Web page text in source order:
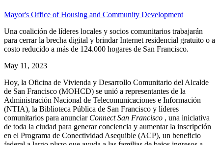
Mayor's Office of Housing and Community Development
Una coalición de líderes locales y socios comunitarios trabajarán
para cerrar la brecha digital y brindar Internet residencial gratuito o a
costo reducido a más de 124.000 hogares de San Francisco.
May 11, 2023
Hoy, la Oficina de Vivienda y Desarrollo Comunitario del Alcalde
de San Francisco (MOHCD) se unió a representantes de la
Administración Nacional de Telecomunicaciones e Información
(NTIA), la Biblioteca Pública de San Francisco y líderes
comunitarios para anunciar Connect San Francisco , una iniciativa
de toda la ciudad para generar conciencia y aumentar la inscripción
en el Programa de Conectividad Asequible (ACP), un beneficio